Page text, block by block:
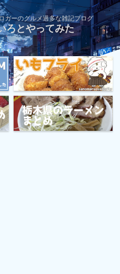
ガーのグルメ過多な雑記ブログ
ろとやってみた